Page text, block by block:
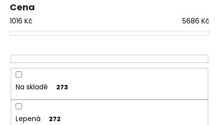
o
d
u
t
ů
Cena
1016 Kč 5686 Kč
Na skladě 273
Lepená 272
e
TŘÍVRSTVÁ
DŘEVĚNÁ
DUB
SUPERRUSTIC
-
CLICK
166
Kč
Původně: